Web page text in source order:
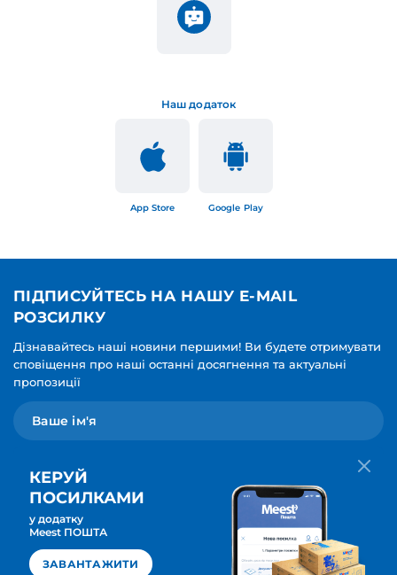
Наш додаток
App Store Google Play
ПІДПИСУЙТЕСЬ НА НАШУ E-MAIL
РОЗСИЛКУ
Дізнавайтесь наші новини першими! Ви будете отримувати
сповіщення про наші останні досягнення та актуальні
пропозиції
Мова для вашої розсилки
Українська
ПІДПИСАТИСЯ
КЕРУЙ
ПОСИЛКАМИ
у додатку
Meest ПОШТА
ЗАВАНТАЖИТИ